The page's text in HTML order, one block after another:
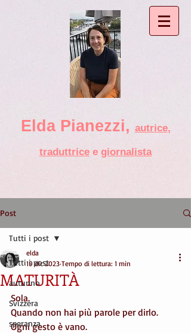
Elda Pianezzi , autrice,
traduttrice e giornalista
Post
Tutti i post
autunno
Svizzera
speranza
Tutti i post
MATURITÀ
elda
19 dic 2023 Tempo di lettura: 1 min
Sola.
Quando non hai più parole per dirlo.
Ogni gesto è vano.